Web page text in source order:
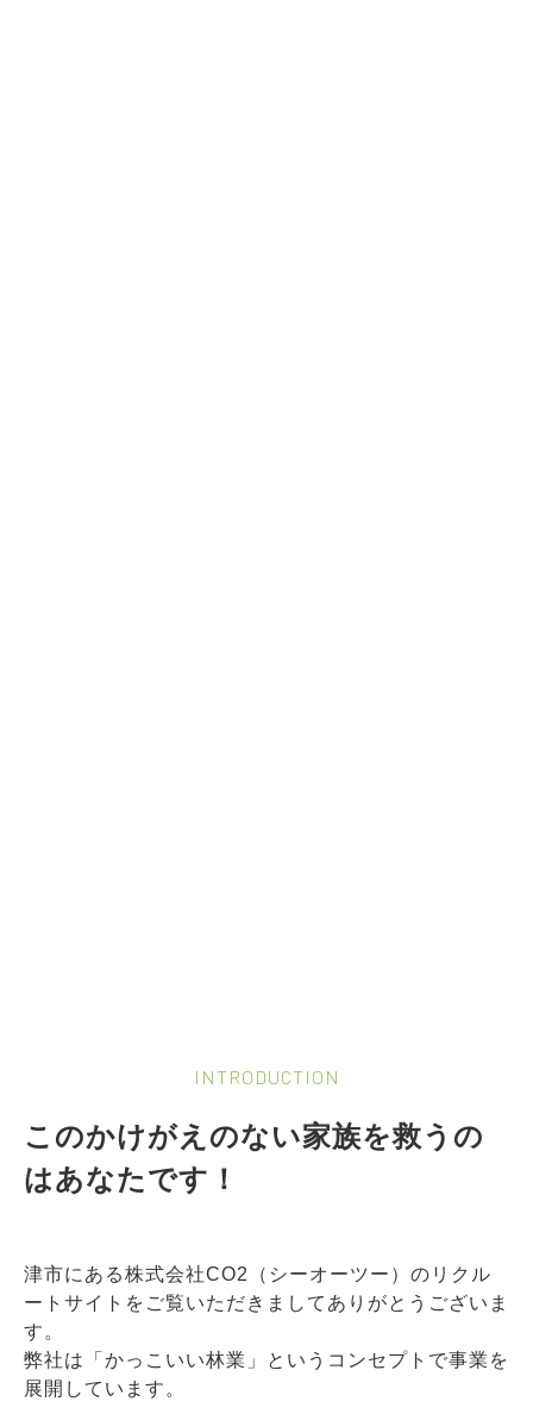
INTRODUCTION
このかけがえのない家族を救うの
はあなたです！
津市にある株式会社CO2（シーオーツー）のリクル
ートサイトをご覧いただきましてありがとうございま
す。
弊社は「かっこいい林業」というコンセプトで事業を
展開しています。